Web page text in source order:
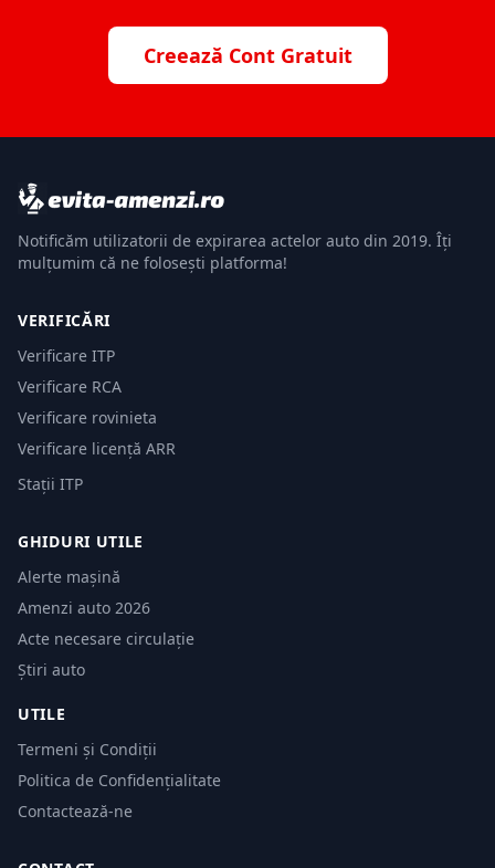
Creează Cont Gratuit
Notificăm utilizatorii de expirarea actelor auto din 2019. Îți
mulțumim că ne folosești platforma!
VERIFICĂRI
Verificare ITP
Verificare RCA
Verificare rovinieta
Verificare licență ARR
Stații ITP
GHIDURI UTILE
Alerte mașină
Amenzi auto 2026
Acte necesare circulație
Știri auto
UTILE
Termeni și Condiții
Politica de Confidențialitate
Contactează-ne